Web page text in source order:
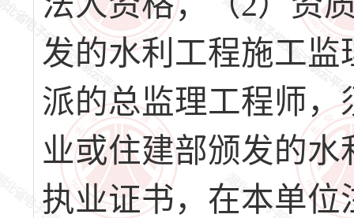
发的水利工程施工
派的总监理工程师
业或住建部颁发的
执业证书，在本单